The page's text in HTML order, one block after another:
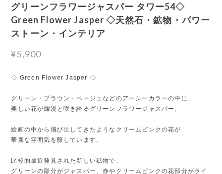
グリーンフラワージャスパー タワー54◇
Green Flower Jasper ◇天然石・鉱物・パワー
ストーン・インテリア
¥5,900
◇ Green Flower Jasper ◇
グリーン・ブラウン・ベージュなどのアーシーカラーの中に
美しい花が爛漫と咲き誇るグリーンフラワージャスパー。
絵画の中から飛び出してきたようなクリームピンクの花が
華麗な雰囲気を醸しています。
比較的最近発見された新しい鉱物で、
グリーンの部分がジャスパー、赤やクリームピンクの花部分がライ